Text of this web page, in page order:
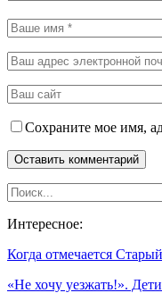
Сохраните мое имя,
Интересное:
Когда отмечается
«Не хочу уезжать!».